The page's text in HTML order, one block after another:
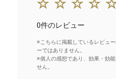
0件のレビュー
※こちらに掲載しているレビュ
ーではありません。
※個人の感想であり、効果・効
せん。